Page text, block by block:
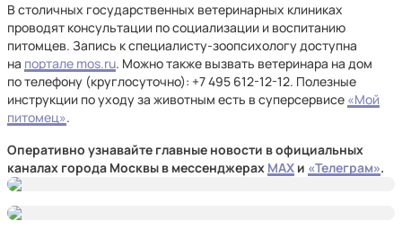
В столичных государственных ветеринарных клиниках
проводят консультации по социализации и воспитанию
питомцев. Запись к специалисту-зоопсихологу доступна
на портале mos.ru. Можно также вызвать ветеринара на дом
по телефону (круглосуточно): +7 495 612⁠-12⁠-12. Полезные
инструкции по уходу за животным есть в суперсервисе «Мой
питомец».
Оперативно узнавайте главные новости в официальных
каналах города Москвы в мессенджерах MAX и «Телеграм».